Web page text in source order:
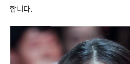
합니다.